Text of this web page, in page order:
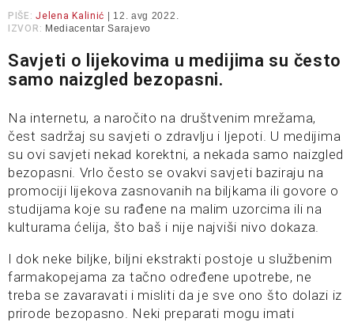
PIŠE: Jelena Kalinić | 12. avg 2022.
IZVOR: Mediacentar Sarajevo
Savjeti o lijekovima u medijima su često
samo naizgled bezopasni.
Na internetu, a naročito na društvenim mrežama,
čest sadržaj su savjeti o zdravlju i ljepoti. U medijima
su ovi savjeti nekad korektni, a nekada samo naizgled
bezopasni. Vrlo često se ovakvi savjeti baziraju na
promociji lijekova zasnovanih na biljkama ili govore o
studijama koje su rađene na malim uzorcima ili na
kulturama ćelija, što baš i nije najviši nivo dokaza.
I dok neke biljke, biljni ekstrakti postoje u službenim
farmakopejama za tačno određene upotrebe, ne
treba se zavaravati i misliti da je sve ono što dolazi iz
prirode bezopasno. Neki preparati mogu imati